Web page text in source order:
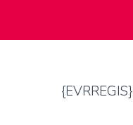
{EVRREGIS}